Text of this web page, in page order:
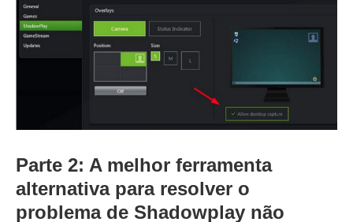
Parte 2: A melhor ferramenta
alternativa para resolver o
problema de Shadowplay não